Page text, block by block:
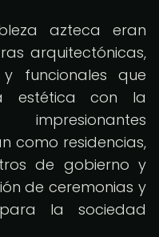
azteca eran
arquitectónicas,
funcionales que
estética con la
como residencias,
de gobierno y
de ceremonias y
la sociedad